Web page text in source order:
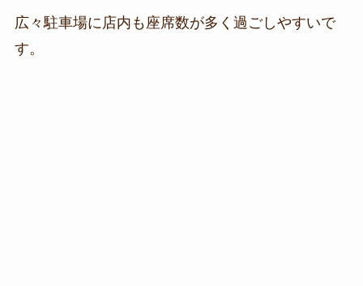
広々駐車場に店内も座席数が多く過ごしやすいで
す。